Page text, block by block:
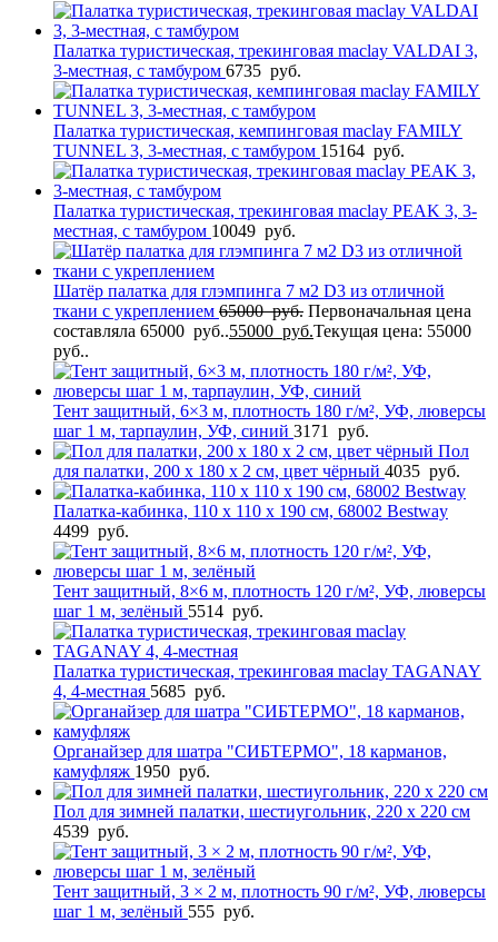
Палатка туристическая, трекинговая maclay VALDAI 3,
3-местная, с тамбуром 6735 руб.
Палатка туристическая, кемпинговая maclay FAMILY
TUNNEL 3, 3-местная, с тамбуром 15164 руб.
Палатка туристическая, трекинговая maclay PEAK 3, 3-
местная, с тамбуром 10049 руб.
Шатёр палатка для глэмпинга 7 м2 D3 из отличной
ткани с укреплением 65000руб. Первоначальная цена
составляла 65000 руб..55000 руб.Текущая цена: 55000
руб..
Тент защитный, 6×3 м, плотность 180 г/м², УФ, люверсы
шаг 1 м, тарпаулин, УФ, синий 3171
руб.
Пол
для палатки, 200 х 180 х 2 см, цвет чёрный 4035 руб.
Палатка-кабинка, 110 х 110 х 190 см, 68002 Bestway
4499 руб.
Тент защитный, 8×6 м, плотность 120 г/м², УФ, люверсы
шаг 1 м, зелёный 5514 руб.
Палатка туристическая, трекинговая maclay TAGANAY
4, 4-местная 5685 руб.
Органайзер для шатра "СИБТЕРМО", 18 карманов,
камуфляж 1950 руб.
Пол для зимней палатки, шестиугольник, 220 х 220 см
4539 руб.
Тент защитный, 3 × 2 м, плотность 90 г/м², УФ, люверсы
шаг 1 м, зелёный 555 руб.